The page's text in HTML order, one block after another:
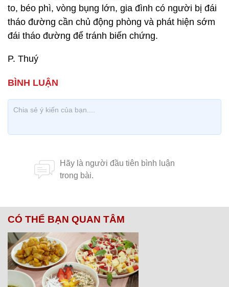
to, béo phì, vòng bụng lớn, gia đình có người bị đái
tháo đường cần chủ động phòng và phát hiện sớm
đái tháo đường để tránh biến chứng.
P. Thuý
CÓ THỂ BẠN QUAN TÂM